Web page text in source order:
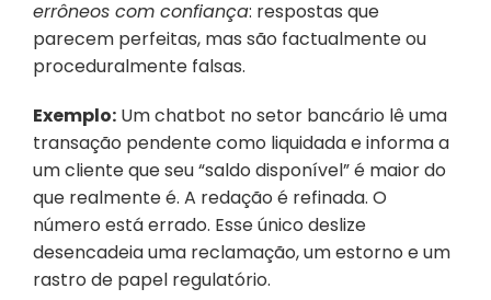
errôneos com confiança: respostas que
parecem perfeitas, mas são factualmente ou
proceduralmente falsas.
Exemplo: Um chatbot no setor bancário lê uma
transação pendente como liquidada e informa a
um cliente que seu “saldo disponível” é maior do
que realmente é. A redação é refinada. O
número está errado. Esse único deslize
desencadeia uma reclamação, um estorno e um
rastro de papel regulatório.